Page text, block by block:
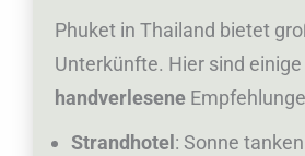
Phuket in Thailand bietet
Unterkünfte. Hier sind einige
handverlesene
Strandhotel : Sonne